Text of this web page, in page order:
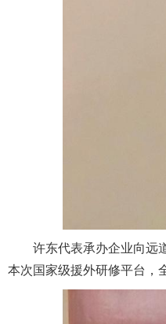
许东代表承办企业向远
本次国家级援外研修平台，